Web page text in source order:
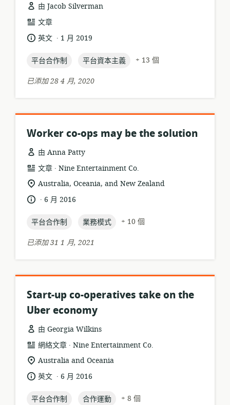
由 Jacob Silverman
資
源
格
式:
文章
語 英文 .
發
日
1 月 2019
topic:
平台合作制 topic:
平台資本主義
+ 13 個
已添加 28 4 月, 2020
Worker co-ops may be the solution
由 Anna Patty
資
源
式:
文章 .
發
布
Nine Entertainment Co.
相
置:
Australia, Oceania, and New Zealand
語
.
發
日
6 月 2016
topic:
平台合作制 topic:
業務模式
+ 10 個
已添加 31 1 月, 2021
Start-up co-operatives take on the
Uber economy
由 Georgia Wilkins
資
源
式:
網絡文章 .
發 Nine Entertainment Co.
相
關
位
置:
Australia and Oceania
語 英文 .
發
日
6 月 2016
topic:
平台合作制 topic:
合作運動
+ 8 個